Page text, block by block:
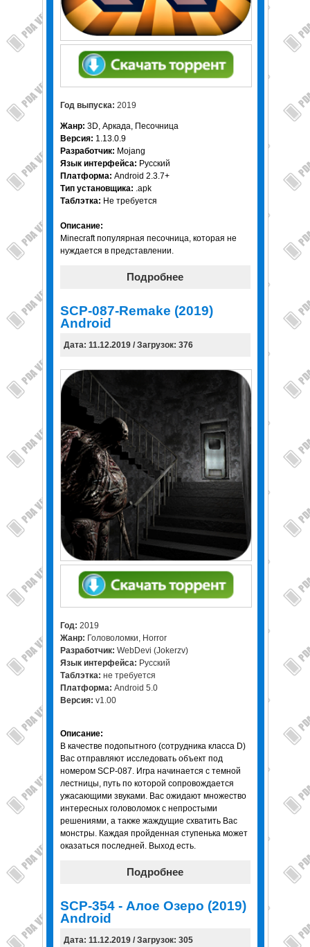
Год выпуска: 2019
Жанр: 3D, Аркада, Песочница
Версия: 1.13.0.9
Разработчик: Mojang
Язык интерфейса: Русский
Платформа: Android 2.3.7+
Тип установщика: .apk
Таблэтка: Не требуется
Описание:
Minecraft популярная песочница, которая не
нуждается в представлении.
Подробнее
SCP-087-Remake (2019)
Android
Дата: 11.12.2019 / Загрузок: 376
Год: 2019
Жанр: Головоломки, Horror
Разработчик: WebDevi (Jokerzv)
Язык интерфейса: Русский
Таблэтка: не требуется
Платформа: Android 5.0
Версия: v1.00
Описание:
В качестве подопытного (сотрудника класса D)
Вас отправляют исследовать объект под
номером SCP-087. Игра начинается с темной
лестницы, путь по которой сопровождается
ужасающими звуками. Вас ожидают множество
интересных головоломок с непростыми
решениями, а также жаждущие схватить Вас
монстры. Каждая пройденная ступенька может
оказаться последней. Выход есть.
Подробнее
SCP-354 - Алое Озеро (2019)
Android
Дата: 11.12.2019 / Загрузок: 305